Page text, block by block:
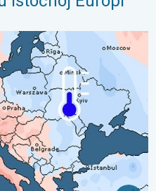
Razlike u Europi. . .